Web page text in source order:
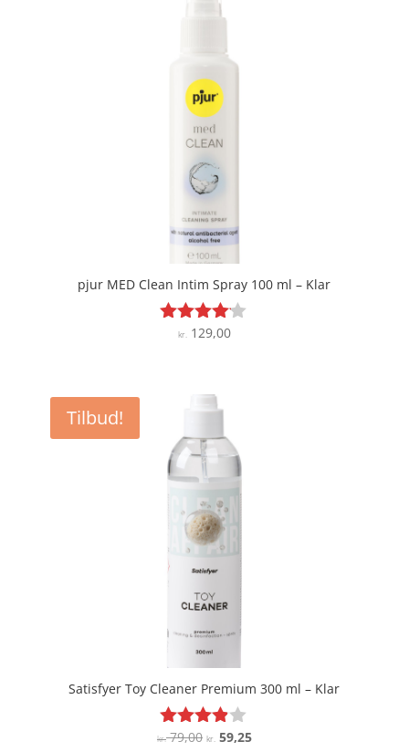
pjur MED Clean Intim Spray 100 ml – Klar
Vurderet
kr.129,00
Tilbud!
Satisfyer Toy Cleaner Premium 300 ml – Klar
Vurderet
kr.79,00 Den
kr.59,25Den